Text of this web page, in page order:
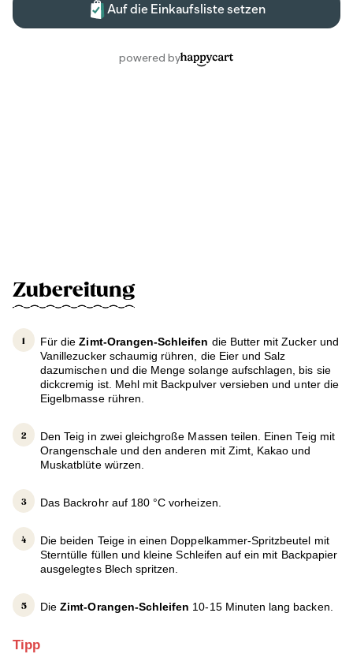
Zubereitung
Für dieZimt-Orangen-Schleifen die Butter mit Zucker und
Vanillezucker schaumig rühren, die Eier und Salz
dazumischen und die Menge solange aufschlagen, bis sie
dickcremig ist. Mehl mit Backpulver versieben und unter die
Eigelbmasse rühren.
Den Teig in zwei gleichgroße Massen teilen. Einen Teig mit
Orangenschale und den anderen mit Zimt, Kakao und
Muskatblüte würzen.
Das Backrohr auf 180 °C vorheizen.
Die beiden Teige in einen Doppelkammer-Spritzbeutel mit
Sterntülle füllen und kleine Schleifen auf ein mit Backpapier
ausgelegtes Blech spritzen.
Die Zimt-Orangen-Schleifen 10-15 Minuten lang backen.
Tipp